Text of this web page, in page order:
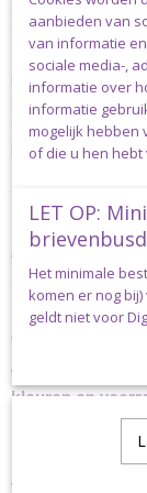
gekweekt.
Het koordgaren
uit een geweven
stevigheid geeft.
of macrameeën
placemats,
Nova Vita nr. 4 is
20% polyester en
Wasbaar tot 30ᵒC.
5.00mm en voor
Een bol Nova
van 200 meter.
Wij hebben nog
kleuren op
dag, dus staat
het ons gerust.
aanbieden van
van informatie
sociale media-,
informatie over
informatie
mogelijk hebben
of die u hen hebt
LET OP:
Het minimale
komen er nog
geldt niet voor